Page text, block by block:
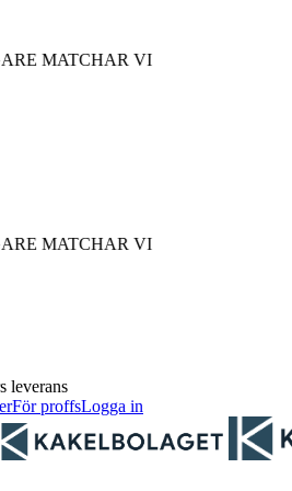
MATCHAR VI
MATCHAR VI
leverans
För proffsLogga in